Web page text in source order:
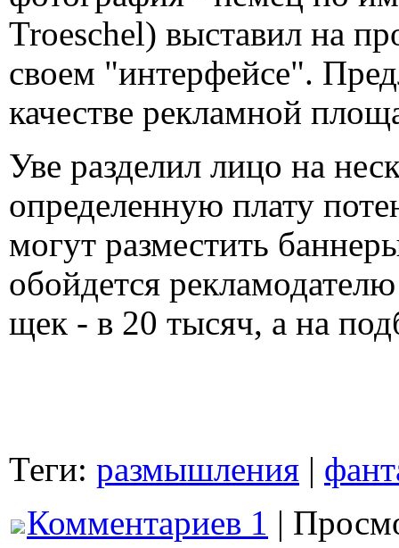
Troeschel) выставил на
своем "интерфейсе".
качестве рекламной
Уве разделил лицо на
определенную плату
могут разместить
обойдется
щек - в 20 тысяч, а на
Теги: размышления |
Комментариев 1 |